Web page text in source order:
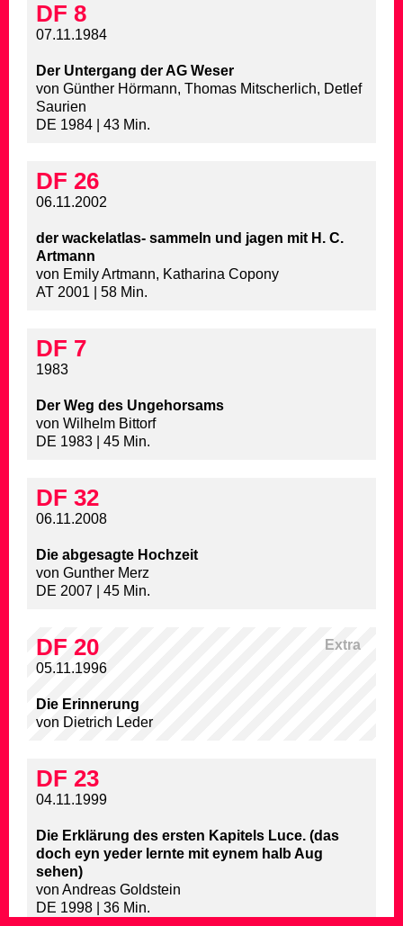
DF 8
07.11.1984
Der Untergang der AG Weser
von Günther Hörmann, Thomas Mitscherlich, Detlef
Saurien
DE 1984 | 43 Min.
DF 26
06.11.2002
der wackelatlas- sammeln und jagen mit H. C.
Artmann
von Emily Artmann, Katharina Copony
AT 2001 | 58 Min.
DF 7
1983
Der Weg des Ungehorsams
von Wilhelm Bittorf
DE 1983 | 45 Min.
DF 32
06.11.2008
Die abgesagte Hochzeit
von Gunther Merz
DE 2007 | 45 Min.
Extra
DF 20
05.11.1996
Die Erinnerung
von Dietrich Leder
DF 23
04.11.1999
Die Erklärung des ersten Kapitels Luce. (das
doch eyn yeder lernte mit eynem halb Aug
sehen)
von Andreas Goldstein
DE 1998 | 36 Min.